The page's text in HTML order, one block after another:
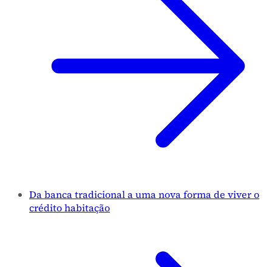
Da banca tradicional a uma nova forma de viver o
crédito habitação